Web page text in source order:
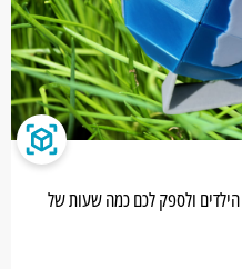
הילדים ולספק לכם כמה שעות של